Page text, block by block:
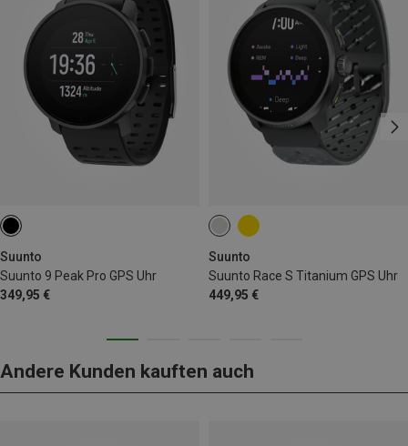
Suunto
Suunto 9 Peak Pro GPS Uhr
349,95 €
Suunto
Suunto Race S Titanium GPS Uhr
449,95 €
Andere Kunden kauften auch